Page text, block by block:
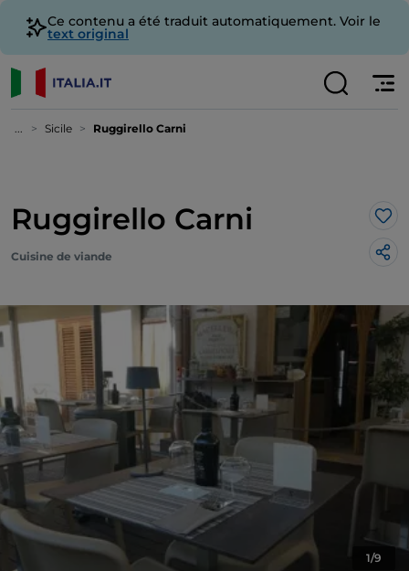
Ce contenu a été traduit automatiquement. Voir le
text original
... Sicile Ruggirello Carni
Ruggirello Carni
Cuisine de viande
1/9